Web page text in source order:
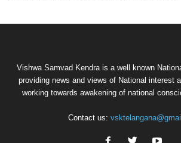
Vishwa Samvad Kendra is a well known
providing news and views of National interest
working towards awakening of national
Contact us: